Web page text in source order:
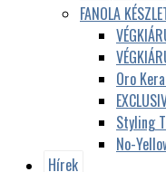
FANOLA
Oro
Styling
No-
Hírek